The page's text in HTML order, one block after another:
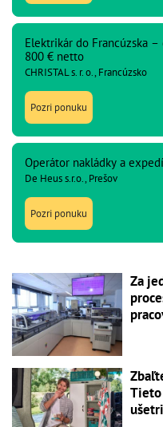
Elektrikár do Francúzska
800 € netto
CHRISTAL s. r. o., Francúzsko
Pozri ponuku
Operátor nakládky a
De Heus s.r.o., Prešov
Pozri ponuku
Za
Tieto